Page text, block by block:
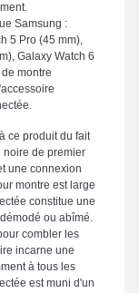
Samsung :
5 Pro (45 mm),
Galaxy Watch 6
montre
ce produit du fait
noire de premier
une connexion
montre est large
constitue une
ou abîmé.
combler les
incarne une
à tous les
est muni d'un